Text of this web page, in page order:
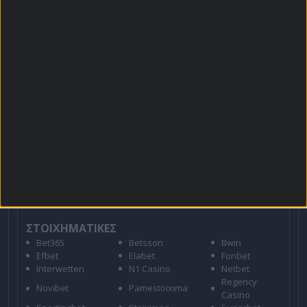
ΣΤΟΙΧΗΜΑΤΙΚΕΣ
Bet365 Betsson
Bwin
Efbet
Elabet
Fonbet
Interwetten
N1 Casino
Netbet
Novibet
Pamestoixima
Regency
Casino